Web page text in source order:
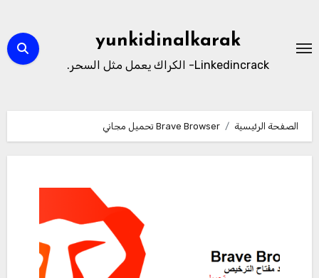
المحتوى
yunkidinalkarak
Linkedincrack- الكراك يعمل مثل السحر.
الصفحة الرئيسية Brave Browser تحميل مجاني